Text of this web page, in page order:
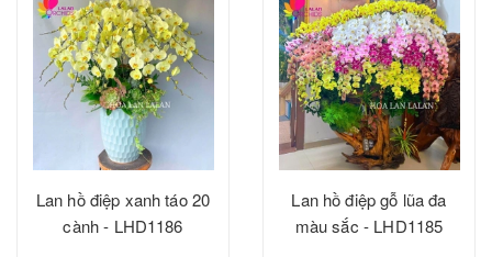
Lan hồ điệp xanh táo 20
cành - LHD1186
Lan hồ điệp gỗ lũa đa
màu sắc - LHD1185